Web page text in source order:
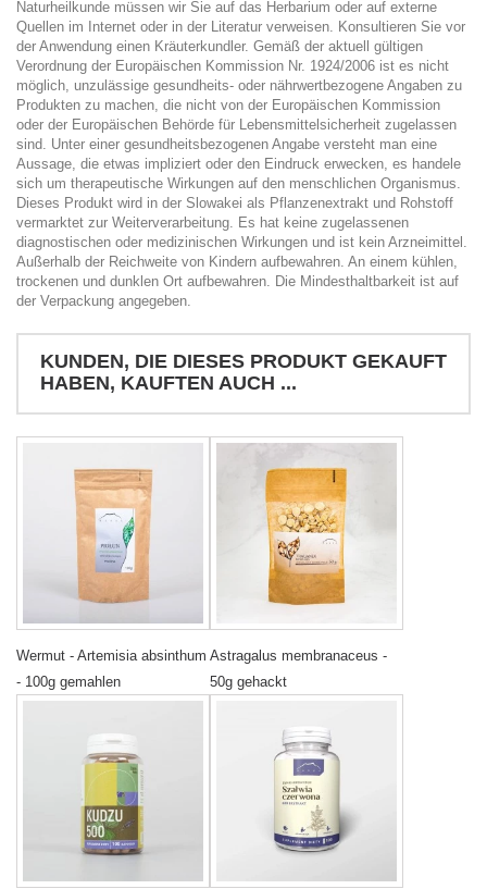
Naturheilkunde müssen wir Sie auf das Herbarium oder auf externe
Quellen im Internet oder in der Literatur verweisen. Konsultieren Sie vor
der Anwendung einen Kräuterkundler. Gemäß der aktuell gültigen
Verordnung der Europäischen Kommission Nr. 1924/2006 ist es nicht
möglich, unzulässige gesundheits- oder nährwertbezogene Angaben zu
Produkten zu machen, die nicht von der Europäischen Kommission
oder der Europäischen Behörde für Lebensmittelsicherheit zugelassen
sind. Unter einer gesundheitsbezogenen Angabe versteht man eine
Aussage, die etwas impliziert oder den Eindruck erwecken, es handele
sich um therapeutische Wirkungen auf den menschlichen Organismus.
Dieses Produkt wird in der Slowakei als Pflanzenextrakt und Rohstoff
vermarktet zur Weiterverarbeitung. Es hat keine zugelassenen
diagnostischen oder medizinischen Wirkungen und ist kein Arzneimittel.
Außerhalb der Reichweite von Kindern aufbewahren. An einem kühlen,
trockenen und dunklen Ort aufbewahren. Die Mindesthaltbarkeit ist auf
der Verpackung angegeben.
KUNDEN, DIE DIESES PRODUKT GEKAUFT
HABEN, KAUFTEN AUCH ...
Wermut - Artemisia absinthum
- 100g gemahlen
Astragalus membranaceus -
50g gehackt